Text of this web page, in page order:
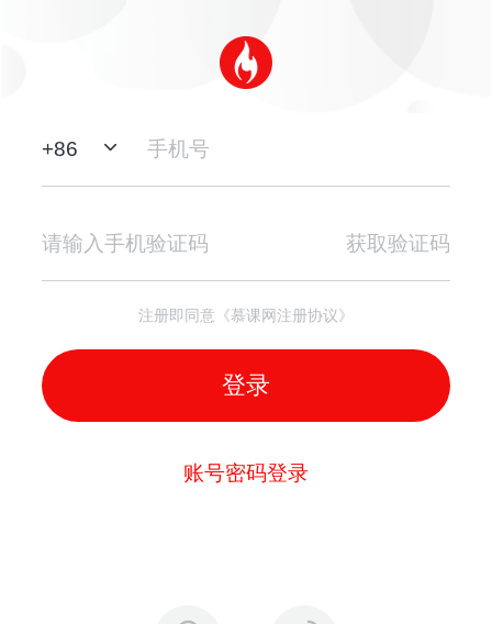
+86
获取验证码
注册即同意《慕课网注册协议》
登录
账号密码登录